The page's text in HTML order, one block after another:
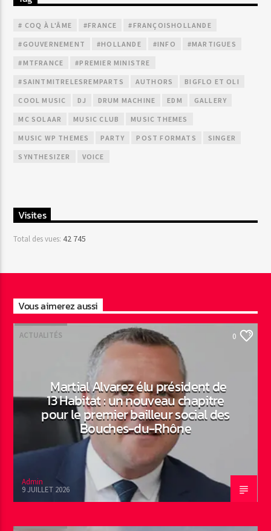
# COQ À L'ÂME #FRANCE #FRANÇOISHOLLANDE
#GOUVERNEMENT #HOLLANDE #INFO #MARTIGUES
#MTFRANCE #PREMIER MINISTRE
#SAINTMITRELESREMPARTS AUTHORS BIGFLO ET OLI
COOL MUSIC DJ DRUM MACHINE EDM GALLERY
MC SOLAAR MUSIC CLUB MUSIC THEMES
MUSIC WP THEMES PARTY POST FORMATS SINGER
SYNTHESIZER VOICE
Visites
Total des vues:42 745
Vous aimerez aussi
ACTUALITÉS 0
Martial Alvarez élu président de
13 Habitat : un nouveau chapitre
pour le premier bailleur social des
Bouches-du-Rhône
Admin
9 JUILLET 2026